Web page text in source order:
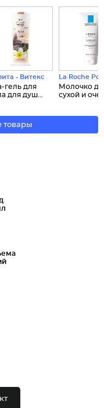
- Витекс
гель для
для душ...
La Roche
Молочко
сухой и
товары